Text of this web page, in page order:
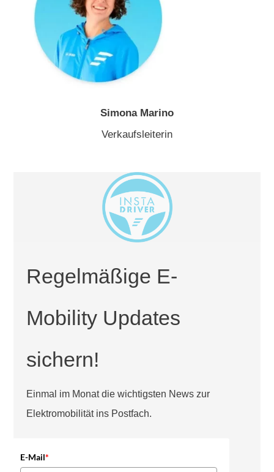
Simona Marino
Verkaufsleiterin
Regelmäßige E-
Mobility Updates
sichern!
Einmal im Monat die wichtigsten News zur
Elektromobilität ins Postfach.
E-Mail*